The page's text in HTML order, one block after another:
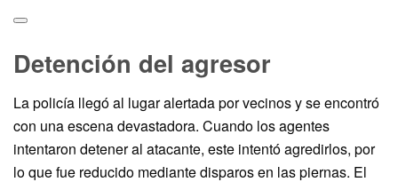
Detención del agresor
La policía llegó al lugar alertada por vecinos y se encontró
con una escena devastadora. Cuando los agentes
intentaron detener al atacante, este intentó agredirlos, por
lo que fue reducido mediante disparos en las piernas. El